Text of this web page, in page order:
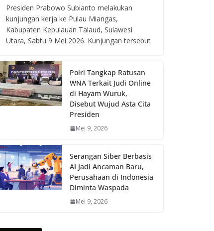
Presiden Prabowo Subianto melakukan
kunjungan kerja ke Pulau Miangas,
Kabupaten Kepulauan Talaud, Sulawesi
Utara, Sabtu 9 Mei 2026. Kunjungan tersebut
Polri Tangkap Ratusan
WNA Terkait Judi Online
di Hayam Wuruk,
Disebut Wujud Asta Cita
Presiden
Mei 9, 2026
Serangan Siber Berbasis
AI Jadi Ancaman Baru,
Perusahaan di Indonesia
Diminta Waspada
Mei 9, 2026